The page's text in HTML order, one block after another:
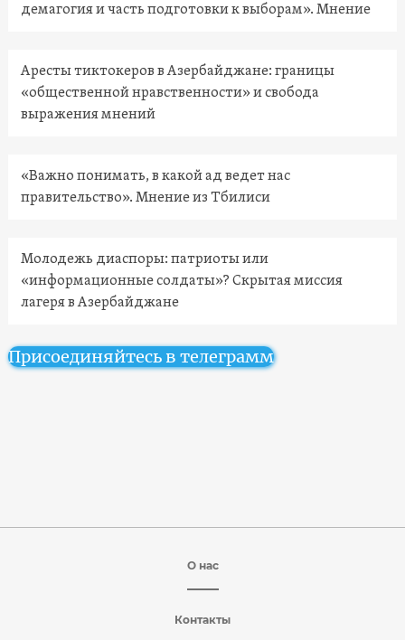
демагогия и часть подготовки к выборам». Мнение
Аресты тиктокеров в Азербайджане: границы
«общественной нравственности» и свобода
выражения мнений
«Важно понимать, в какой ад ведет нас
правительство». Мнение из Тбилиси
Молодежь диаспоры: патриоты или
«информационные солдаты»? Скрытая миссия
лагеря в Азербайджане
Присоединяйтесь в телеграмм
О нас
Контакты